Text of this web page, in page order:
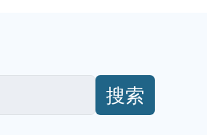
搜索